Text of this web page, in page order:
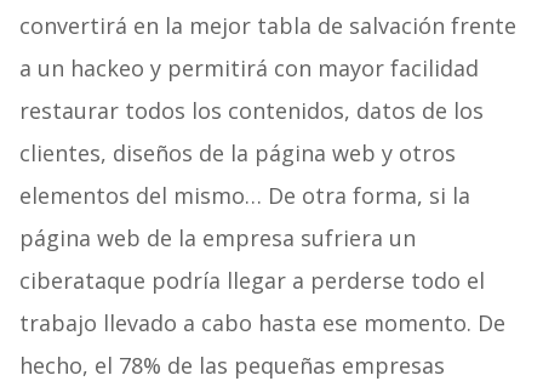
convertirá en la mejor tabla de salvación frente
a un hackeo y permitirá con mayor facilidad
restaurar todos los contenidos, datos de los
clientes, diseños de la página web y otros
elementos del mismo… De otra forma, si la
página web de la empresa sufriera un
ciberataque podría llegar a perderse todo el
trabajo llevado a cabo hasta ese momento. De
hecho, el 78% de las pequeñas empresas